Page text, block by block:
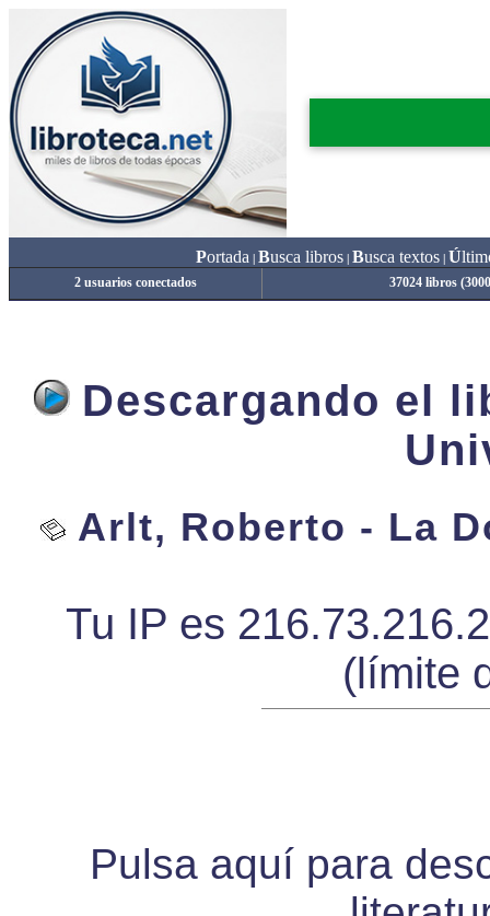
Portada Busca libros| Busca textos| Ú
2 usuarios conectados 37024 libros
Descargando el
Arlt, Roberto - La
Tu IP es
(límite
Pulsa aquí para